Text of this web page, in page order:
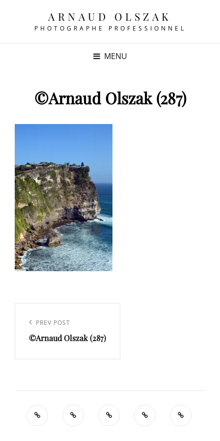
ARNAUD OLSZAK
PHOTOGRAPHE PROFESSIONNEL
MENU
©Arnaud Olszak (287)
l’article
Previous
Post
PREV POST
©Arnaud Olszak (287)